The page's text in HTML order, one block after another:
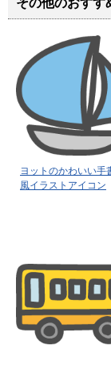
その他のおすす
ヨットのかわいい手
風イラストアイコン